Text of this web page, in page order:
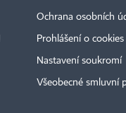
Ochrana osobních
Prohlášení o cookies
Nastavení soukromí
Všeobecné smluvní